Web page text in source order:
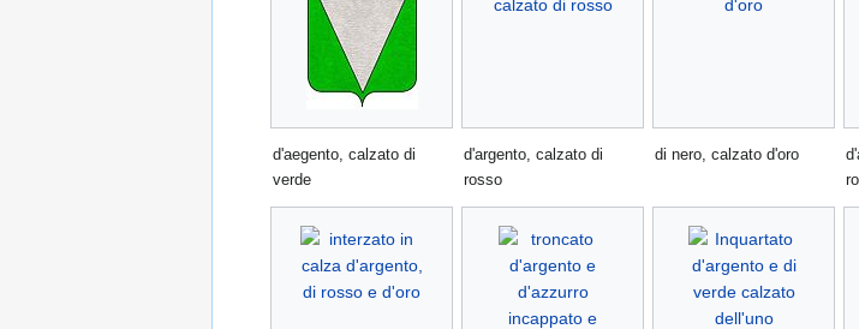
d'aegento, calzato di
verde
d'argento, calzato di
rosso
di nero, calzato d'oro